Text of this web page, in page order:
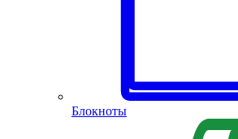
Блокноты